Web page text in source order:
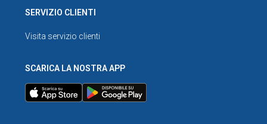
SERVIZIO CLIENTI
Visita servizio clienti
SCARICA LA NOSTRA APP